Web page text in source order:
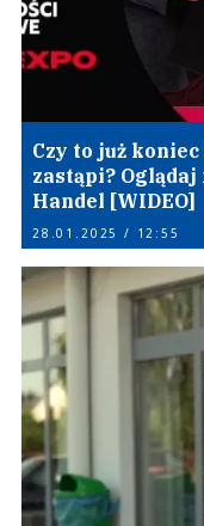
Czy to już koniec
zastąpi?
Handel [WIDEO]
28.01.2025 / 12:55